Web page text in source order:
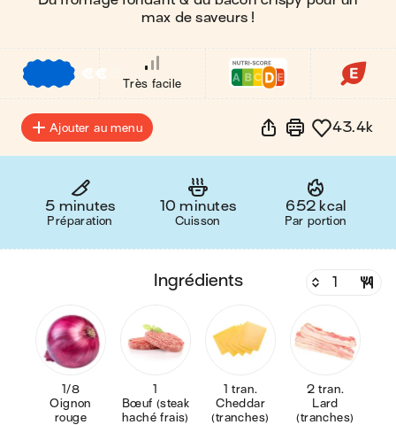
max de saveurs !
€€
Très facile
Ajouter au menu 43.4k
5 minutes
Préparation
10 minutes
Cuisson
652 kcal
Par portion
ingrédients
1/8
Oignon
rouge
1
Bœuf (steak
haché frais)
1 tran.
Cheddar
(tranches)
2 tran.
Lard
(tranches)